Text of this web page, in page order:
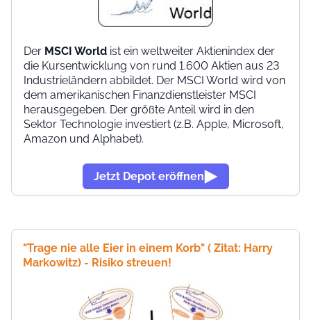
Der MSCI World ist ein weltweiter Aktienindex der
die Kursentwicklung von rund 1.600 Aktien aus 23
Industrieländern abbildet. Der MSCI World wird von
dem amerikanischen Finanzdienstleister MSCI
herausgegeben. Der größte Anteil wird in den
Sektor Technologie investiert (z.B. Apple, Microsoft,
Amazon und Alphabet).
Jetzt Depot eröffnen
"Trage nie alle Eier in einem Korb" ( Zitat: Harry
Markowitz) - Risiko streuen!